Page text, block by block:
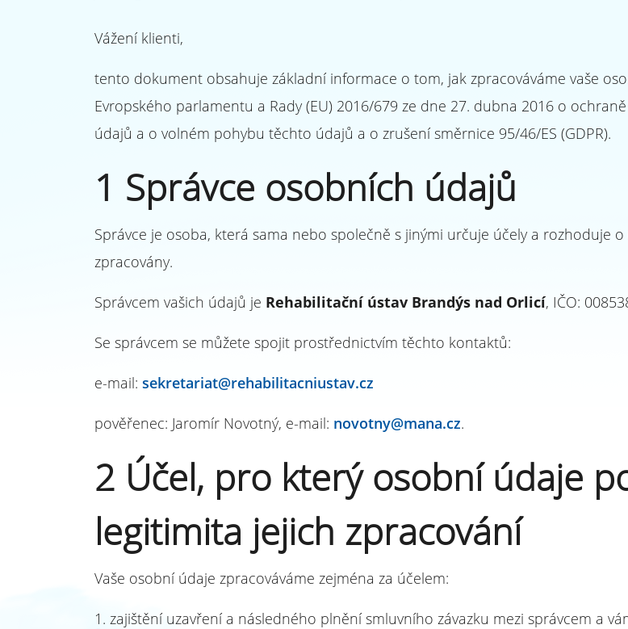
Vážení klienti,
tento dokument obsahuje základní informace o tom, jak zpracováváme vaše
Evropského parlamentu a Rady (EU) 2016/679 ze dne 27. dubna 2016 o
údajů a o volném pohybu těchto údajů a o zrušení směrnice 95/46/ES (GDPR).
1 Správce osobních údajů
Správce je osoba, která sama nebo společně s jinými určuje účely a rozhoduje
zpracovány.
Správcem vašich údajů je Rehabilitační ústav Brandýs nad Orlicí, IČO:
Se správcem se můžete spojit prostřednictvím těchto kontaktů:
e-mail: sekretariat@rehabilitacniustav.cz
pověřenec: Jaromír Novotný, e-mail: novotny@mana.cz.
2 Účel, pro který osobní údaje
legitimita jejich zpracování
Vaše osobní údaje zpracováváme zejména za účelem:
1. zajištění uzavření a následného plnění smluvního závazku mezi správcem a